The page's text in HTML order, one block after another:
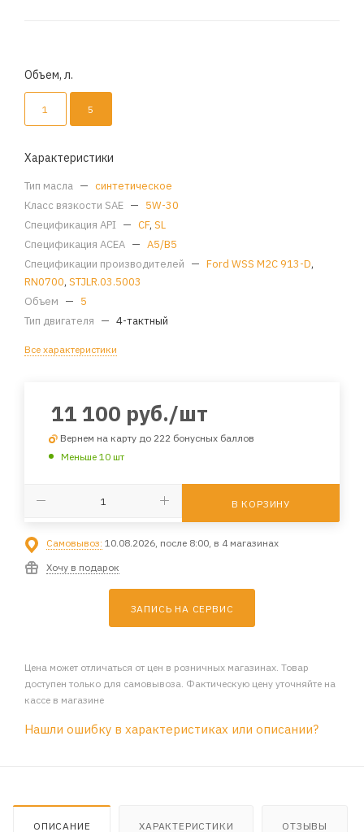
Объем, л.
1 5
Характеристики
Тип масла — синтетическое
Класс вязкости SAE — 5W-30
Спецификация API — CF, SL
Спецификация ACEA — A5/B5
Спецификации производителей — Ford WSS M2C 913-D,
RN0700, STJLR.03.5003
Объем — 5
Тип двигателя — 4-тактный
Все характеристики
11 100 руб./шт
Вернем на карту до 222 бонусных баллов
Меньше 10 шт
В КОРЗИНУ
Самовывоз: 10.08.2026, после 8:00, в 4 магазинах
Хочу в подарок
ЗАПИСЬ НА СЕРВИС
Цена может отличаться от цен в розничных магазинах. Товар
доступен только для самовывоза. Фактическую цену уточняйте на
кассе в магазине
Нашли ошибку в характеристиках или описании?
ОПИСАНИЕ ХАРАКТЕРИСТИКИ ОТЗЫВЫ